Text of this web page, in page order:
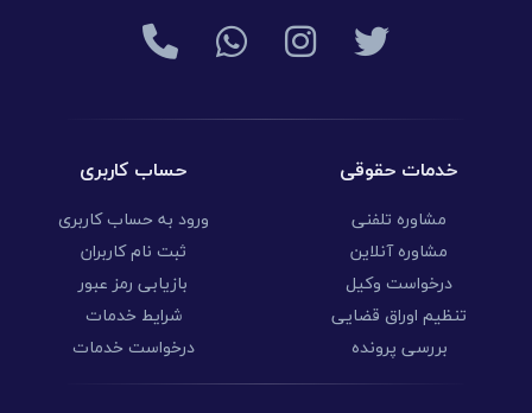
خدمات حقوقی
مشاوره تلفنی
مشاوره آنلاین
درخواست وکیل
تنظیم اوراق قضایی
بررسی پرونده
حساب کاربری
ورود به حساب کاربری
ثبت نام کاربران
بازیابی رمز عبور
شرایط خدمات
درخواست خدمات